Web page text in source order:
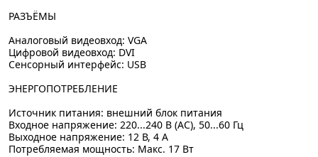
РАЗЪЁМЫ
Аналоговый видеовход: VGA
Цифровой видеовход: DVI
Сенсорный интерфейс: USB
ЭНЕРГОПОТРЕБЛЕНИЕ
Источник питания: внешний блок питания
Входное напряжение: 220...240 В (AC), 50...60 Гц
Выходное напряжение: 12 В, 4 А
Потребляемая мощность: Макс. 17 Вт